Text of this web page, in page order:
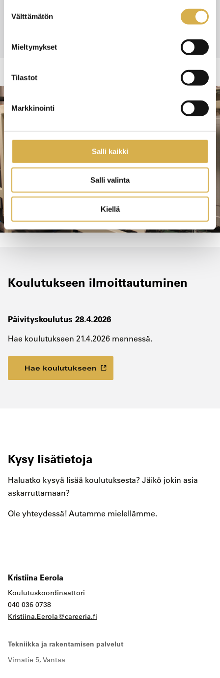
valinta
Välttämätön
Mieltymykset
Tilastot
Markkinointi
Salli kaikki
Salli valinta
Kiellä
kokonaisuudessaan. Todistetuissa sairastapauksissa
maksua ei peritä.
Koulutukseen ilmoittautuminen
Päivityskoulutus 28.4.2026
Hae koulutukseen 21.4.2026 mennessä.
Hae koulutukseen
Kysy lisätietoja
Haluatko kysyä lisää koulutuksesta? Jäikö jokin asia
askarruttamaan?
Ole yhteydessä! Autamme mielellämme.
Kristiina Eerola
Koulutuskoordinaattori
040 036 0738
Kristiina.Eerola@careeria.fi
Tekniikka ja rakentamisen palvelut
Virnatie 5, Vantaa